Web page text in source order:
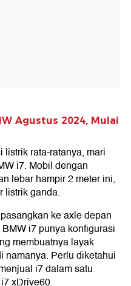
Agustus 2024, Mulai
rata-ratanya, mari
i7. Mobil dengan
lebar hampir 2 meter ini,
listrik ganda.
ke axle depan
i7 punya konfigurasi
membuatnya layak
namanya. Perlu diketahui
i7 dalam satu
xDrive60.